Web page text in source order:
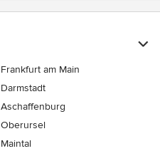
Frankfurt am Main
Darmstadt
Aschaffenburg
Oberursel
Maintal